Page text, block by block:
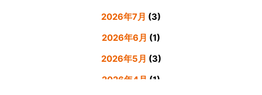
2026年7月 (3)
2026年6月 (1)
2026年5月 (3)
2026年4月 (1)